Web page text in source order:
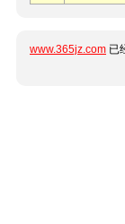
www.365jz.com 已